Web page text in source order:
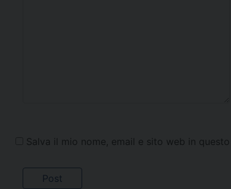
Salva il mio nome, email e sito web in